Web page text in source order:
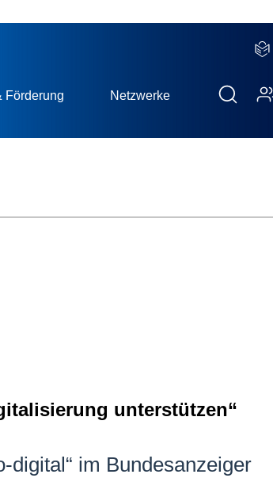
Förderung Netzwerke
unterstützen“
digital“ im Bundesanzeiger